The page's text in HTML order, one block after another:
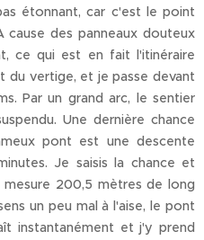
étonnant, car c'est le point
cause des panneaux douteux
ce qui est en fait l'itinéraire
du vertige, et je passe devant
Par un grand arc, le sentier
Une dernière chance
pont est une descente
Je saisis la chance et
mesure 200,5 mètres de long
un peu mal à l'aise, le pont
instantanément et j'y prend